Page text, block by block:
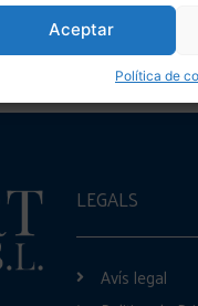
Aceptar
Política de
2013, des del
ja no podrà
LEGALS
Avís legal